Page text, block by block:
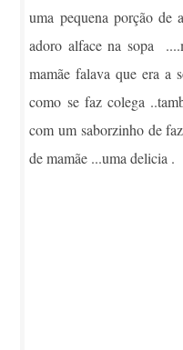
uma pequena porção de
adoro alface na sopa
mamãe falava que era a
como se faz colega
com um saborzinho de
de mamãe ...uma delicia .